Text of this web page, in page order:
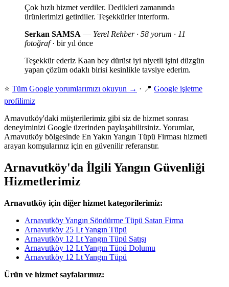
Çok hızlı hizmet verdiler. Dedikleri zamanında
ürünlerimizi getirdiler. Teşekkürler interform.
Serkan SAMSA — Yerel Rehber · 58 yorum · 11
fotoğraf· bir yıl önce
Teşekkür ederiz Kaan bey dürüst iyi niyetli işini düzgün
yapan çözüm odaklı birisi kesinlikle tavsiye ederim.
⭐ Tüm Google yorumlarımızı okuyun → · 📍 Google işletme
profilimiz
Arnavutköy'daki müşterilerimiz gibi siz de hizmet sonrası
deneyiminizi Google üzerinden paylaşabilirsiniz. Yorumlar,
Arnavutköy bölgesinde En Yakın Yangın Tüpü Firması hizmeti
arayan komşularınız için en güvenilir referanstır.
Arnavutköy'da İlgili Yangın Güvenliği
Hizmetlerimiz
Arnavutköy için diğer hizmet kategorilerimiz:
Arnavutköy Yangın Söndürme Tüpü Satan Firma
Arnavutköy 25 Lt Yangın Tüpü
Arnavutköy 12 Lt Yangın Tüpü Satışı
Arnavutköy 12 Lt Yangın Tüpü Dolumu
Arnavutköy 12 Lt Yangın Tüpü
Ürün ve hizmet sayfalarımız: